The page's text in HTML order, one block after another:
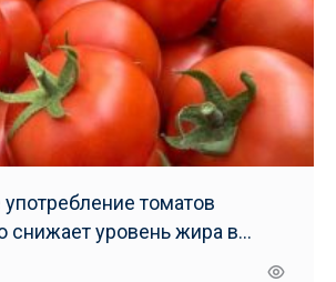
томатов
снижает уровень жира в
нового исследования